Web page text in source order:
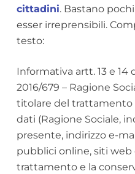
cittadini. Bastano
esser irreprensibili.
testo:
Informativa artt. 13 e
2016/679 – Ragione
titolare del trattamento
dati (Ragione Sociale,
presente, indirizzo e-
pubblici online, siti web
trattamento e la